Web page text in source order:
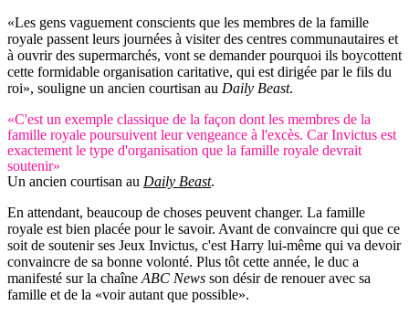
«Les gens vaguement conscients que les membres de la famille
royale passent leurs journées à visiter des centres communautaires et
à ouvrir des supermarchés, vont se demander pourquoi ils boycottent
cette formidable organisation caritative, qui est dirigée par le fils du
roi», souligne un ancien courtisan au Daily Beast.
«C'est un exemple classique de la façon dont les membres de la
famille royale poursuivent leur vengeance à l'excès. Car Invictus est
exactement le type d'organisation que la famille royale devrait
soutenir»
Un ancien courtisan au Daily Beast.
En attendant, beaucoup de choses peuvent changer. La famille
royale est bien placée pour le savoir. Avant de convaincre qui que ce
soit de soutenir ses Jeux Invictus, c'est Harry lui-même qui va devoir
convaincre de sa bonne volonté. Plus tôt cette année, le duc a
manifesté sur la chaîne ABC News son désir de renouer avec sa
famille et de la «voir autant que possible».